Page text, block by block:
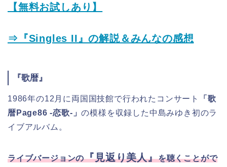
【無料お試しあり】
⇒『Singles II』の解説＆みんなの感想
『歌暦』
1986年の12月に両国国技館で行われたコンサート
「歌
暦Page86 -恋歌-」の模様を収録した中島みゆき初のラ
イブアルバム。
ライブバージョンの『見返り美人』を聴くことがで